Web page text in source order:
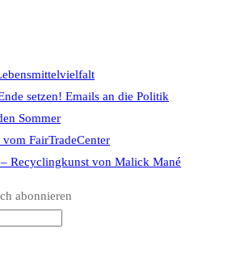
setzen! Emails an die Politik
Sommer
FairTradeCenter
Recyclingkunst von Malick Mané
abonnieren